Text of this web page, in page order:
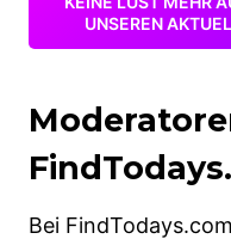
UNSEREN
Bei